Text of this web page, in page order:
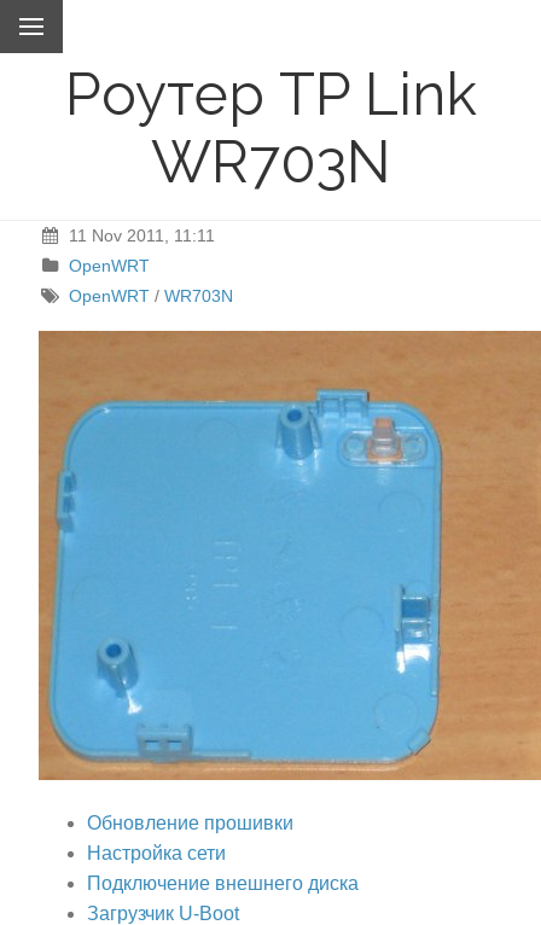
Роутер TP Link
WR703N
11 Nov 2011, 11:11
OpenWRT
OpenWRT /WR703N
Обновление прошивки
Настройка сети
Подключение внешнего диска
Загрузчик U-Boot